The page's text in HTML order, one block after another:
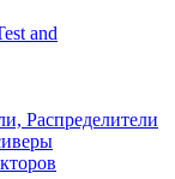
and
Распределители